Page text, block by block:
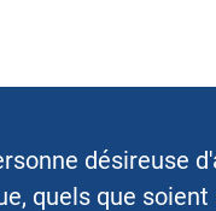
désireuse
quels que